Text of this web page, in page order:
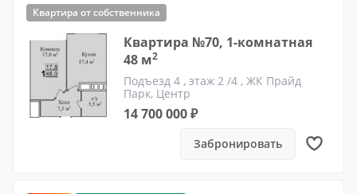
Квартира от собственника
Квартира №70, 1-комнатная
48 м2
Подъезд 4 , этаж 2 /4 , ЖК Прайд
Парк, Центр
14 700 000 ₽
Забронировать